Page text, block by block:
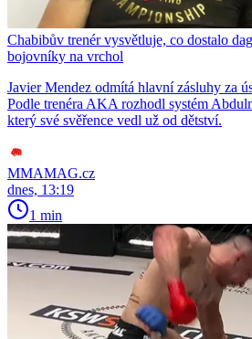
Chabibův trenér vysvětluje, co dostalo
bojovníky na vrchol
Javier Mendez odmítá hlavní zásluhy za
Podle trenéra AKA rozhodl systém
který své svěřence vedl už od dětství.
MMAMAG.cz
dnes, 13:19
1 min